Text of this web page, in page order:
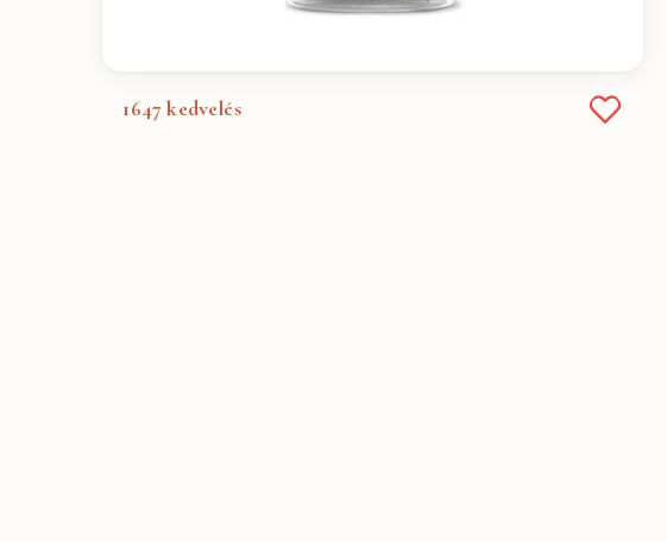
1647 kedvelés